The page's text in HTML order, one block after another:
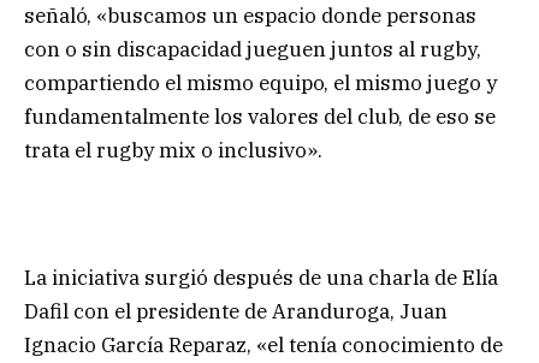
señaló, «buscamos un espacio donde personas
con o sin discapacidad jueguen juntos al rugby,
compartiendo el mismo equipo, el mismo juego y
fundamentalmente los valores del club, de eso se
trata el rugby mix o inclusivo».
La iniciativa surgió después de una charla de Elía
Dafil con el presidente de Aranduroga, Juan
Ignacio García Reparaz, «el tenía conocimiento de